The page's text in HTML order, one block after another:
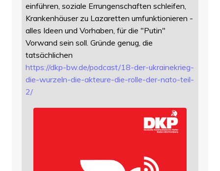
einführen, soziale Errungenschaften schleifen,
Krankenhäuser zu Lazaretten umfunktionieren -
alles Ideen und Vorhaben, für die "Putin"
Vorwand sein soll. Gründe genug, die
tatsächlichen
https://dkp-bw.de/podcast/18-der-ukrainekrieg-
die-wurzeln-die-akteure-die-rolle-der-nato-teil-
2/